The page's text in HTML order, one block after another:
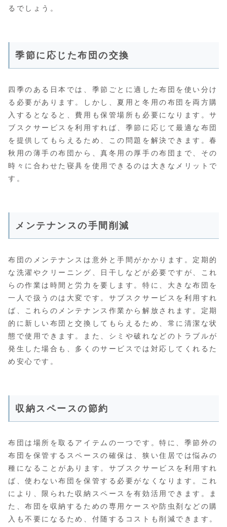
るでしょう。
季節に応じた布団の交換
四季のある日本では、季節ごとに適した布団を使い分け
る必要があります。しかし、夏用と冬用の布団を両方購
入するとなると、費用も保管場所も必要になります。サ
ブスクサービスを利用すれば、季節に応じて最適な布団
を提供してもらえるため、この問題を解決できます。春
秋用の薄手の布団から、真冬用の厚手の布団まで、その
時々に合わせた寝具を使用できるのは大きなメリットで
す。
メンテナンスの手間削減
布団のメンテナンスは意外と手間がかかります。定期的
な洗濯やクリーニング、日干しなどが必要ですが、これ
らの作業は時間と労力を要します。特に、大きな布団を
一人で扱うのは大変です。サブスクサービスを利用すれ
ば、これらのメンテナンス作業から解放されます。定期
的に新しい布団と交換してもらえるため、常に清潔な状
態で使用できます。また、シミや破れなどのトラブルが
発生した場合も、多くのサービスでは対応してくれるた
め安心です。
収納スペースの節約
布団は場所を取るアイテムの一つです。特に、季節外の
布団を保管するスペースの確保は、狭い住居では悩みの
種になることがあります。サブスクサービスを利用すれ
ば、使わない布団を保管する必要がなくなります。これ
により、限られた収納スペースを有効活用できます。ま
た、布団を収納するための専用ケースや防虫剤などの購
入も不要になるため、付随するコストも削減できます。